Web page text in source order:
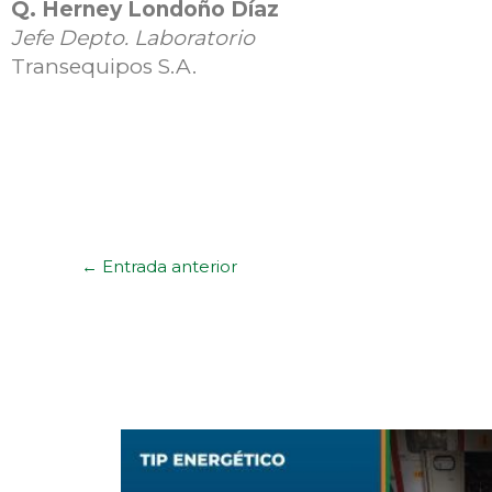
Q. Herney Londoño Díaz
Jefe Depto. Laboratorio
Transequipos S.A.
← Entrada anterior